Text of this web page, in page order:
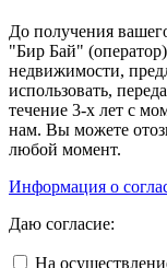
До получения
"Бир Бай"
недвижимости,
использовать,
течение 3-х лет с
нам. Вы можете
любой момент.
Информация о
Даю согласие:
На